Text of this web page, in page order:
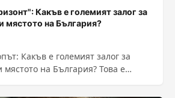
Какъв е големият залог за
мястото на България?
Какъв е големият залог за
на България? Това е